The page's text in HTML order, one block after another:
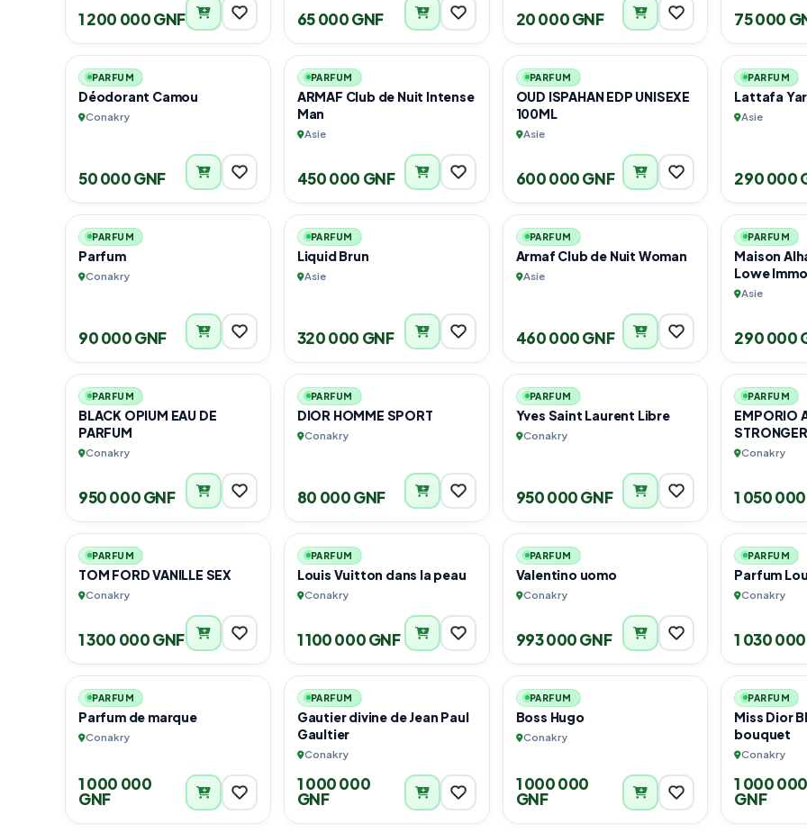
1 200 000 GNF 65 000 GNF 20 000 GNF 75 000
1
PARFUM
Déodorant Camou
Conakry
50 000 GNF
2
PARFUM
ARMAF Club de Nuit Intense
Man
Asie
450 000 GNF
3
PARFUM
OUD ISPAHAN EDP UNISEXE
100ML
Asie
600 000 GNF
PARFUM
Lattafa
Asie
290 000
2
PARFUM
Parfum
Conakry
90 000 GNF
2
PARFUM
Liquid Brun
Asie
320 000 GNF
1
PARFUM
Armaf Club de Nuit Woman
Asie
460 000 GNF
PARFUM
Maison
Lowe
Asie
290 000
1
PARFUM
BLACK OPIUM EAU DE
PARFUM
Conakry
950 000 GNF
1
PARFUM
DIOR HOMME SPORT
Conakry
80 000 GNF
1
PARFUM
Yves Saint Laurent Libre
Conakry
950 000 GNF
PARFUM
EMPORIO
Conakry
1 050
1
PARFUM
TOM FORD VANILLE SEX
Conakry
1 300 000 GNF
1
PARFUM
Louis Vuitton dans la peau
Conakry
1 100 000 GNF
1
PARFUM
Valentino uomo
Conakry
993 000 GNF
PARFUM
Parfum
Conakry
1 030
4
PARFUM
Parfum de marque
Conakry
1 000 000
GNF
1
PARFUM
Gautier divine de Jean Paul
Gaultier
Conakry
1 000 000
GNF
1
PARFUM
Boss Hugo
Conakry
1 000 000
GNF
PARFUM
Miss Dior
bouquet
Conakry
1 000 000
GNF
1 1 1